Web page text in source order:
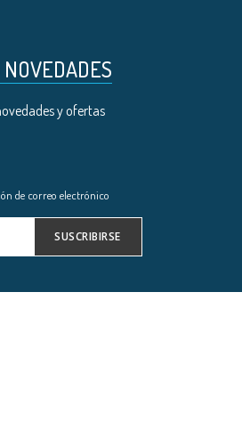
y ofertas
de correo electrónico
SUSCRIBIRSE